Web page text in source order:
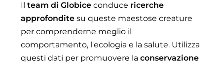
Il team di Globice conduce ricerche
approfondite su queste maestose creature
per comprenderne meglio il
comportamento, l'ecologia e la salute. Utilizza
questi dati per promuovere la conservazione